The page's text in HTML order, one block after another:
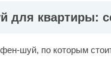
для квартиры:
шуй, по которым